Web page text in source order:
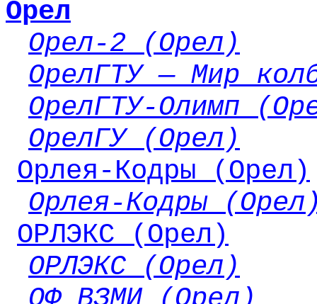
Орел
Орел-2 (Орел)
ОрелГТУ — Мир
ОрелГТУ-Олимп
ОрелГУ (Орел)
Орлея-Кодры (Орел)
Орлея-Кодры
ОРЛЭКС (Орел)
ОРЛЭКС (Орел)